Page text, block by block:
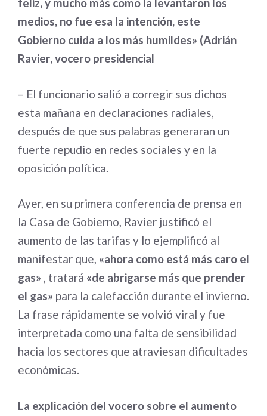
medios, no fue esa la intención, este
Gobierno cuida a los más humildes» (Adrián
Ravier, vocero presidencial
– El funcionario salió a corregir sus dichos
esta mañana en declaraciones radiales,
después de que sus palabras generaran un
fuerte repudio en redes sociales y en la
oposición política.
Ayer, en su primera conferencia de prensa en
la Casa de Gobierno, Ravier justificó el
aumento de las tarifas y lo ejemplificó al
manifestar que, «ahora como está más caro el
gas» , tratará «de abrigarse más que prender
el gas» para la calefacción durante el invierno.
La frase rápidamente se volvió viral y fue
interpretada como una falta de sensibilidad
hacia los sectores que atraviesan dificultades
económicas.
La explicación del vocero sobre el aumento